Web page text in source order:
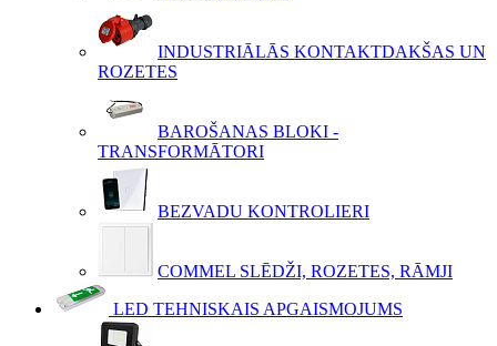
INDUSTRIĀLĀS KONTAKTDAKŠAS UN
ROZETES
BAROŠANAS BLOKI -
TRANSFORMĀTORI
BEZVADU KONTROLIERI
COMMEL SLĒDŽI, ROZETES, RĀMJI
LED TEHNISKAIS APGAISMOJUMS